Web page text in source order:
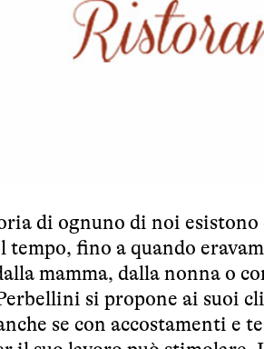
di ognuno di noi
fino a quando
mamma, dalla nonna o
si propone ai suoi
se con accostamenti e